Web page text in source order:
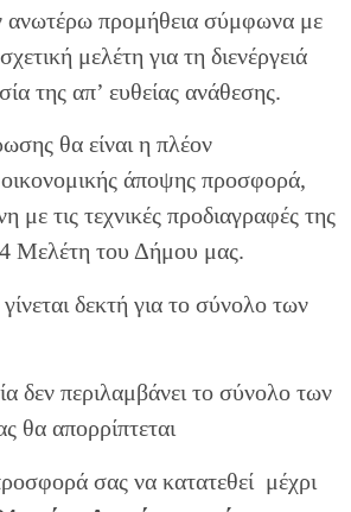
ανωτέρω προμήθεια σύμφωνα με
μελέτη για τη διενέργειά
της απ’ ευθείας ανάθεσης.
θα είναι η πλέον
άποψης προσφορά,
με τις τεχνικές προδιαγραφές της
Μελέτη του Δήμου μας.
δεκτή για το σύνολο των
δεν περιλαμβάνει το σύνολο των
θα απορρίπτεται
σας να κατατεθεί μέχρι